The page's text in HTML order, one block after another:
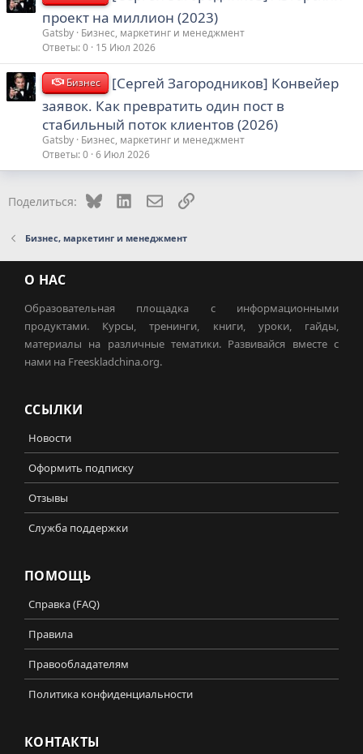
проект на миллион (2023)
Gatsby Бизнес, маркетинг и менеджмент
Ответы 0 15 Июл 2026
Бизнес
[Сергей Загородников] Конвейер
заявок. Как превратить один пост в
стабильный поток клиентов (2026)
Gatsby Бизнес, маркетинг и менеджмент
Ответы 0 6 Июл 2026
Поделиться: Bluesky LinkedInЭлектронная почта
Ссылка
Бизнес, маркетинг и менеджмент
О НАС
Образовательная площадка с информационными
продуктами. Курсы, тренинги, книги, уроки, гайды,
материалы на различные тематики. Развивайся вместе с
нами на Freeskladchina.org.
ССЫЛКИ
Новости
Оформить подписку
Отзывы
Служба поддержки
ПОМОЩЬ
Справка (FAQ)
Правила
Правообладателям
Политика конфиденциальности
КОНТАКТЫ